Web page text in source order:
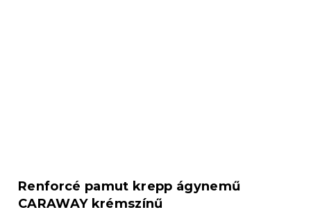
Renforcé pamut krepp ágynemű
CARAWAY krémszínű